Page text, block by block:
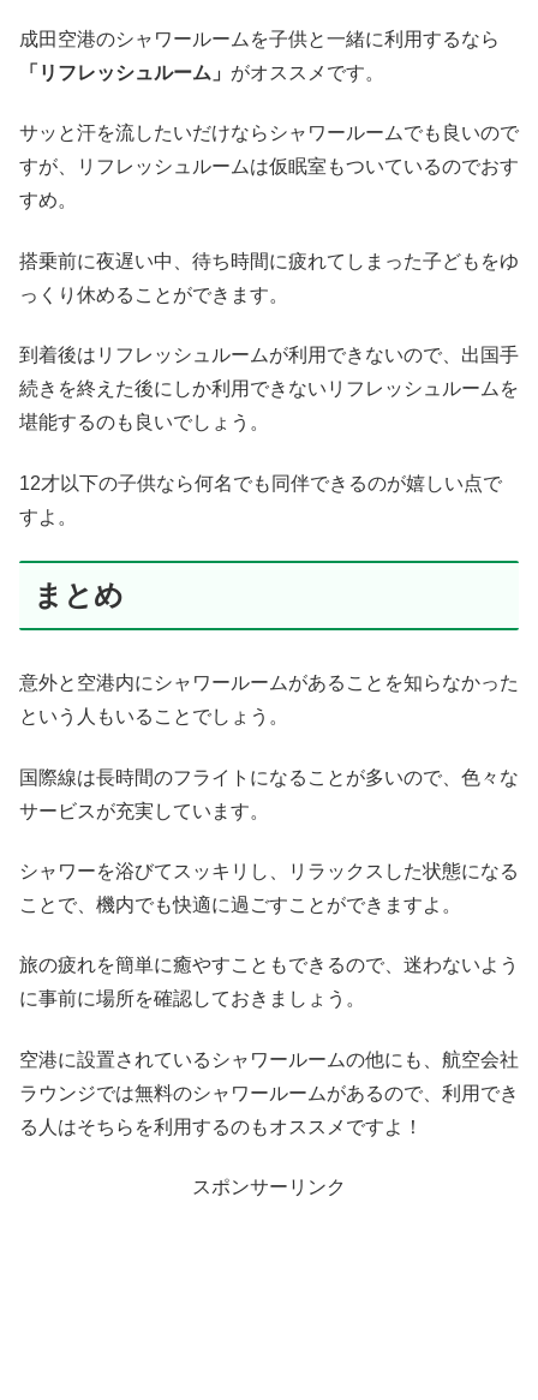
成田空港のシャワールームを子供と一緒に利用するなら
「リフレッシュルーム」 がオススメです。
サッと汗を流したいだけならシャワールームでも良いので
すが、リフレッシュルームは仮眠室もついているのでおす
すめ。
搭乗前に夜遅い中、待ち時間に疲れてしまった子どもをゆ
っくり休めることができます。
到着後はリフレッシュルームが利用できないので、出国手
続きを終えた後にしか利用できないリフレッシュルームを
堪能するのも良いでしょう。
12才以下の子供なら何名でも同伴できるのが嬉しい点で
すよ。
まとめ
意外と空港内にシャワールームがあることを知らなかった
という人もいることでしょう。
国際線は長時間のフライトになることが多いので、色々な
サービスが充実しています。
シャワーを浴びてスッキリし、リラックスした状態になる
ことで、機内でも快適に過ごすことができますよ。
旅の疲れを簡単に癒やすこともできるので、迷わないよう
に事前に場所を確認しておきましょう。
空港に設置されているシャワールームの他にも、航空会社
ラウンジでは無料のシャワールームがあるので、利用でき
る人はそちらを利用するのもオススメですよ！
スポンサーリンク